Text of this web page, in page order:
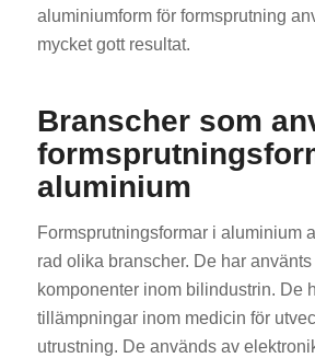
aluminiumform för formsprutning
mycket gott resultat.
Branscher som
aluminium
Formsprutningsformar i aluminium
rad olika branscher. De har använts
komponenter inom bilindustrin. De
tillämpningar inom medicin för
utrustning. De används av